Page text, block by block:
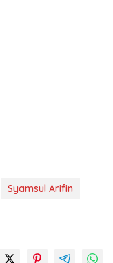
Syamsul Arifin